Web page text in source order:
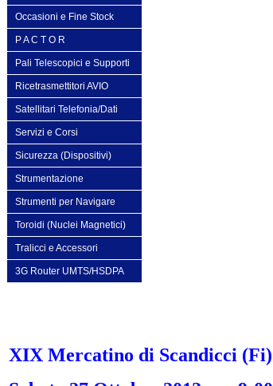
Occasioni e Fine Stock
P A C T O R
Pali Telescopici e Supporti
Ricetrasmettitori AVIO
Satellitari Telefonia/Dati
Servizi e Corsi
Sicurezza (Dispositivi)
Strumentazione
Strumenti per Navigare
Toroidi (Nuclei Magnetici)
Tralicci e Accessori
3G Router UMTS/HSDPA
XIX Mercatino di Scandicci (Fi)